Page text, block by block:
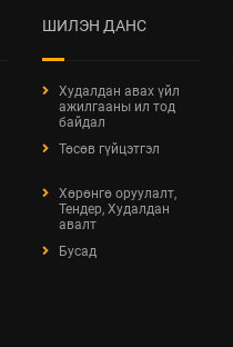
ШИЛЭН ДАНС
Худалдан авах үйл
ажилгааны ил тод
байдал
Төсөв гүйцэтгэл
Хөрөнгө оруулалт,
Тендер, Худалдан
авалт
Бусад